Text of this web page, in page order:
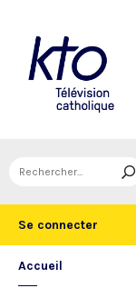
Se connecter
Accueil